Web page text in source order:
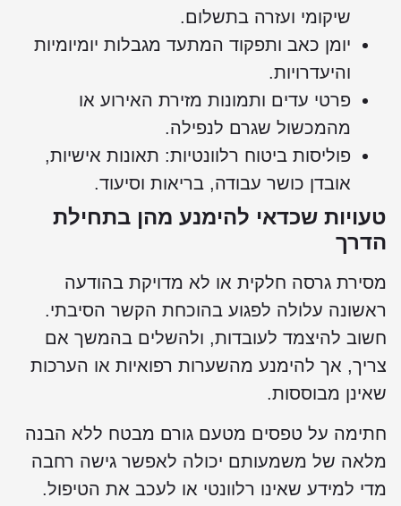
שיקומי ועזרה בתשלום.
יומן כאב ותפקוד המתעד מגבלות יומיומיות
והיעדרויות.
פרטי עדים ותמונות מזירת האירוע או
מהמכשול שגרם לנפילה.
פוליסות ביטוח רלוונטיות: תאונות אישיות,
אובדן כושר עבודה, בריאות וסיעוד.
טעויות שכדאי להימנע מהן בתחילת
הדרך
מסירת גרסה חלקית או לא מדויקת בהודעה
ראשונה עלולה לפגוע בהוכחת הקשר הסיבתי.
חשוב להיצמד לעובדות, ולהשלים בהמשך אם
צריך, אך להימנע מהשערות רפואיות או הערכות
שאינן מבוססות.
חתימה על טפסים מטעם גורם מבטח ללא הבנה
מלאה של משמעותם יכולה לאפשר גישה רחבה
מדי למידע שאינו רלוונטי או לעכב את הטיפול.